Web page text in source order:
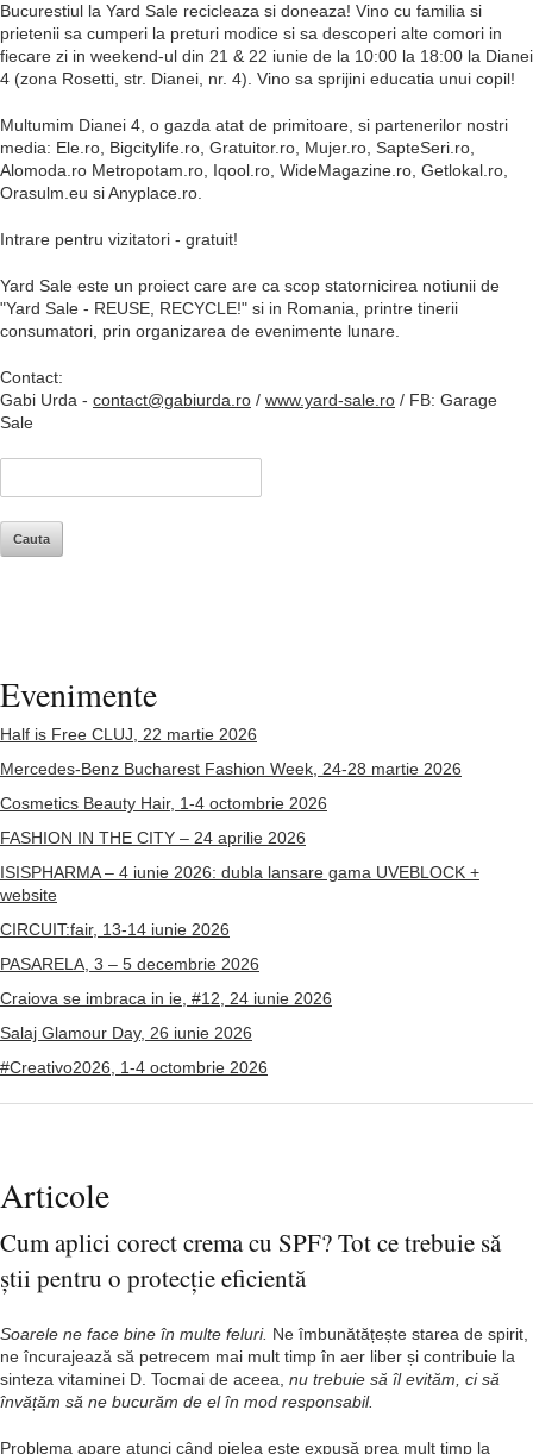
Bucurestiul la Yard Sale recicleaza si doneaza! Vino cu familia si
prietenii sa cumperi la preturi modice si sa descoperi alte comori in
fiecare zi in weekend-ul din 21 & 22 iunie de la 10:00 la 18:00 la Dianei
4 (zona Rosetti, str. Dianei, nr. 4). Vino sa sprijini educatia unui copil!
Multumim Dianei 4, o gazda atat de primitoare, si partenerilor nostri
media: Ele.ro, Bigcitylife.ro, Gratuitor.ro, Mujer.ro, SapteSeri.ro,
Alomoda.ro Metropotam.ro, Iqool.ro, WideMagazine.ro, Getlokal.ro,
Orasulm.eu si Anyplace.ro.
Intrare pentru vizitatori - gratuit!
Yard Sale este un proiect care are ca scop statornicirea notiunii de
"Yard Sale - REUSE, RECYCLE!" si in Romania, printre tinerii
consumatori, prin organizarea de evenimente lunare.
Contact:
Gabi Urda - contact@gabiurda.ro / www.yard-sale.ro / FB: Garage
Sale
Evenimente
Half is Free CLUJ, 22 martie 2026
Mercedes-Benz Bucharest Fashion Week, 24-28 martie 2026
Cosmetics Beauty Hair, 1-4 octombrie 2026
FASHION IN THE CITY – 24 aprilie 2026
ISISPHARMA – 4 iunie 2026: dubla lansare gama UVEBLOCK +
website
CIRCUIT:fair, 13-14 iunie 2026
PASARELA, 3 – 5 decembrie 2026
Craiova se imbraca in ie, #12, 24 iunie 2026
Salaj Glamour Day, 26 iunie 2026
#Creativo2026, 1-4 octombrie 2026
Articole
Cum aplici corect crema cu SPF? Tot ce trebuie să
știi pentru o protecție eficientă
Soarele ne face bine în multe feluri. Ne îmbunătățește starea de spirit,
ne încurajează să petrecem mai mult timp în aer liber și contribuie la
sinteza vitaminei D. Tocmai de aceea, nu trebuie să îl evităm, ci să
învățăm să ne bucurăm de el în mod responsabil.
Problema apare atunci când pielea este expusă prea mult timp la